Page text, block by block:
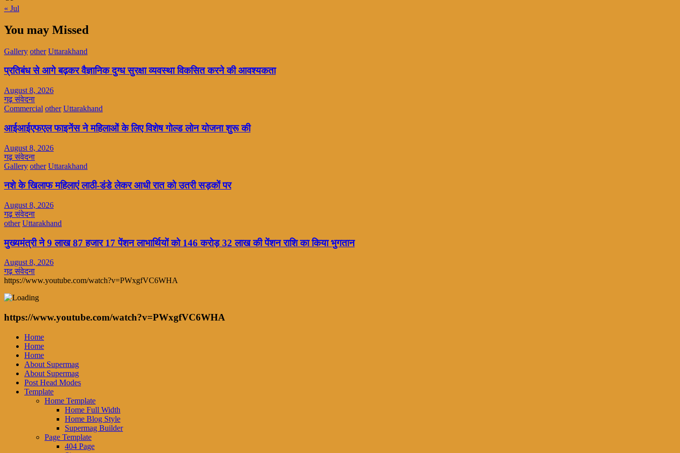
« Jul
You may Missed
Gallery other Uttarakhand
प्रतिबंध से आगे बढ़कर वैज्ञानिक दुग्ध सुरक्षा व्यवस्था विकसित करने की आवश्यकता
August 8, 2026
गढ़ संवेदना
Commercial other Uttarakhand
आईआईएफएल फाइनेंस ने महिलाओं के लिए विशेष गोल्ड लोन योजना शुरू की
August 8, 2026
गढ़ संवेदना
Gallery other Uttarakhand
नशे के खिलाफ महिलाएं लाठी-डंडे लेकर आधी रात को उतरी सड़कों पर
August 8, 2026
गढ़ संवेदना
other Uttarakhand
मुख्यमंत्री ने 9 लाख 87 हजार 17 पेंशन लाभार्थियों को 146 करोड़ 32 लाख की पेंशन राशि का किया भुगतान
August 8, 2026
गढ़ संवेदना
https://www.youtube.com/watch?v=PWxgfVC6WHA
https://www.youtube.com/watch?v=PWxgfVC6WHA
Home
Home
Home
About Supermag
About Supermag
Post Head Modes
Template
Home Template
Home Full Width
Home Blog Style
Supermag Builder
Page Template
404 Page